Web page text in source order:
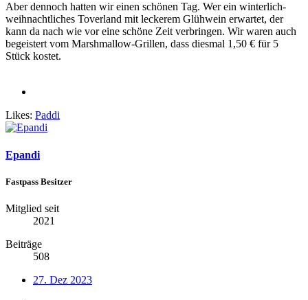
Aber dennoch hatten wir einen schönen Tag. Wer ein winterlich-
weihnachtliches Toverland mit leckerem Glühwein erwartet, der
kann da nach wie vor eine schöne Zeit verbringen. Wir waren auch
begeistert vom Marshmallow-Grillen, dass diesmal 1,50 € für 5
Stück kostet.
Likes: Paddi
Epandi
Fastpass Besitzer
Mitglied seit
2021
Beiträge
508
27. Dez 2023